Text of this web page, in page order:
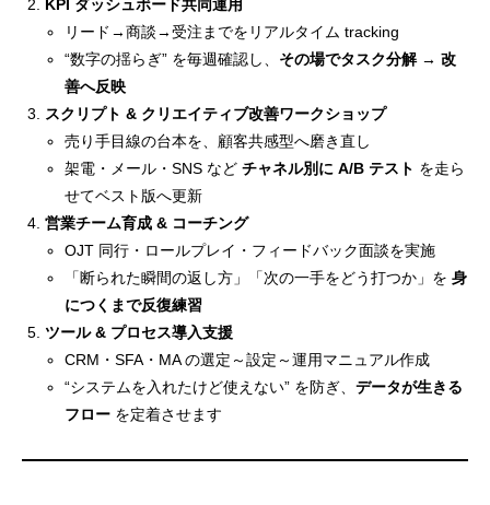
KPI ダッシュボード共同運用
リード→商談→受注までをリアルタイム tracking
“数字の揺らぎ” を毎週確認し、 その場でタスク分解 → 改
善へ反映
スクリプト & クリエイティブ改善ワークショップ
売り手目線の台本を、顧客共感型へ磨き直し
架電・メール・SNS などチャネル別に A/B テスト を走ら
せてベスト版へ更新
営業チーム育成 & コーチング
OJT 同行・ロールプレイ・フィードバック面談を実施
「断られた瞬間の返し方」「次の一手をどう打つか」を身
につくまで反復練習
ツール & プロセス導入支援
CRM・SFA・MA の選定～設定～運用マニュアル作成
“システムを入れたけど使えない” を防ぎ、データが生きる
フロー を定着させます